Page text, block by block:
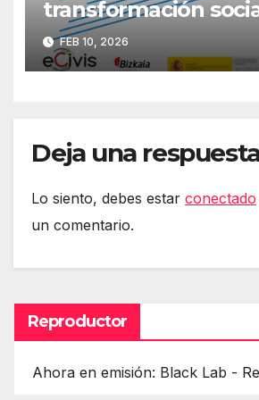
transformación
Primera jornada
#DerechosEnRed
FEB 10, 2026
Deja una
Lo siento, debes estar conectado
un comentario.
Reproductor
Ahora en emisión: Black Lab -